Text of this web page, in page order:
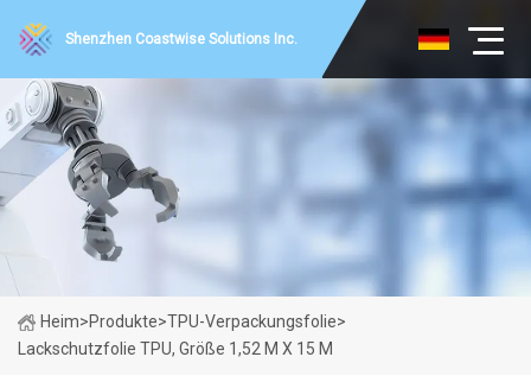
Shenzhen Coastwise Solutions Inc.
Heim>Produkte>TPU-Verpackungsfolie>
Lackschutzfolie TPU, Größe 1,52 M X 15 M